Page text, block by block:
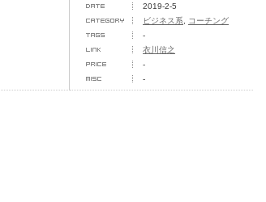
礎から応用まで全部学べる
「一日...
2019-2-5
ビジネス系
コーチング
-
衣川信之
-
-